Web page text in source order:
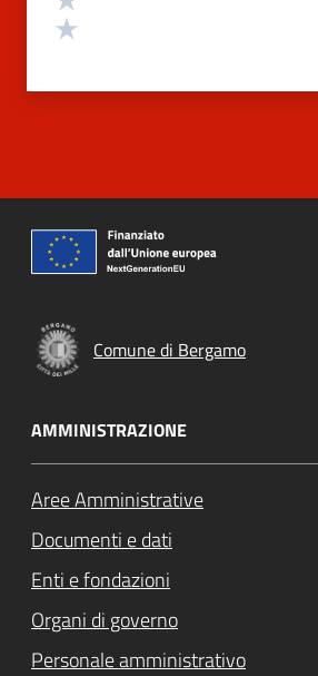
Comune di Bergamo
AMMINISTRAZIONE
Aree Amministrative
Documenti e dati
Enti e fondazioni
Organi di governo
Personale amministrativo